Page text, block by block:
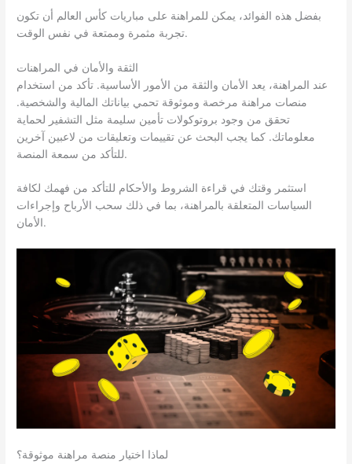
بفضل هذه الفوائد، يمكن للمراهنة على مباريات كأس العالم أن تكون
تجربة مثمرة وممتعة في نفس الوقت.
الثقة والأمان في المراهنات
عند المراهنة، يعد الأمان والثقة من الأمور الأساسية. تأكد من استخدام
منصات مراهنة مرخصة وموثوقة تحمي بياناتك المالية والشخصية.
تحقق من وجود بروتوكولات تأمين سليمة مثل التشفير لحماية
معلوماتك. كما يجب البحث عن تقييمات وتعليقات من لاعبين آخرين
للتأكد من سمعة المنصة.
استثمر وقتك في قراءة الشروط والأحكام للتأكد من فهمك لكافة
السياسات المتعلقة بالمراهنة، بما في ذلك سحب الأرباح وإجراءات
الأمان.
لماذا اختيار منصة مراهنة موثوقة؟